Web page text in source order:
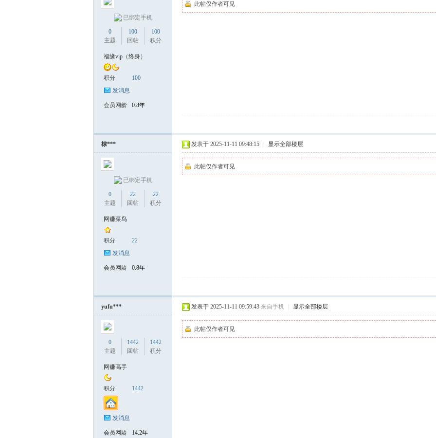
已绑定手机
0
主题
100
回帖
100
积分
福缘vip（终身）
积分
100
发消息
会员网龄 0.8年
此帖仅作者可见
棣***
已绑定手机
0
主题
22
回帖
22
积分
网赚菜鸟
积分
22
发消息
会员网龄 0.8年
发表于 2025-11-11 09:48:15 显示全部楼层
此帖仅作者可见
yufu***
0
主题
1442
回帖
1442
积分
网赚高手
积分 1442
发消息
会员网龄 14.2年
发表于 2025-11-11 09:59:43 来自手机 显示全部楼层
此帖仅作者可见